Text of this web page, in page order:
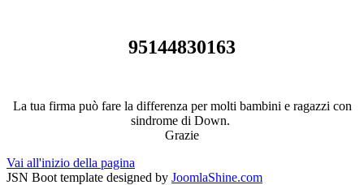
95144830163
La tua firma può fare la differenza per molti bambini e ragazzi con
sindrome di Down.
Grazie
Vai all'inizio della pagina
JSN Boot template designed by JoomlaShine.com